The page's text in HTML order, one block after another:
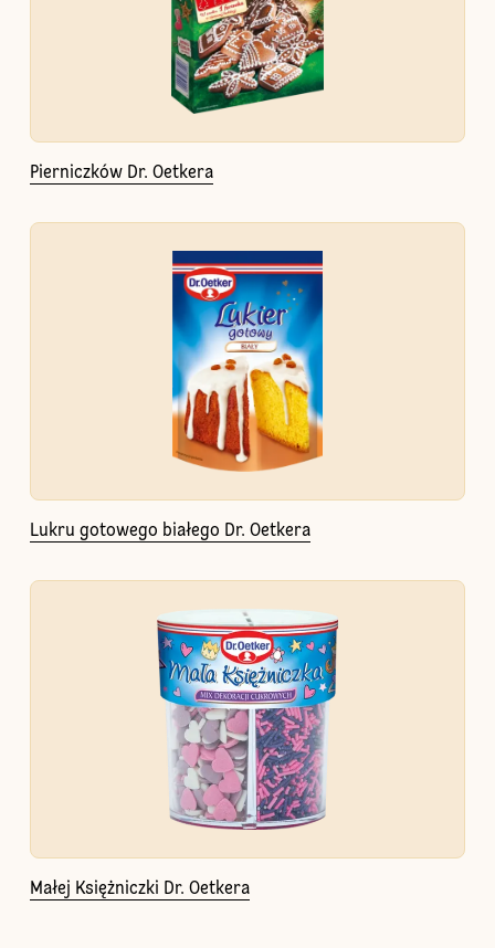
Pierniczków Dr. Oetkera
Lukru gotowego białego Dr. Oetkera
Małej Księżniczki Dr. Oetkera